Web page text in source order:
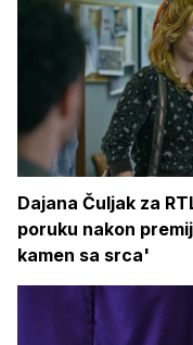
Dajana Čuljak za
poruku nakon
kamen sa srca'